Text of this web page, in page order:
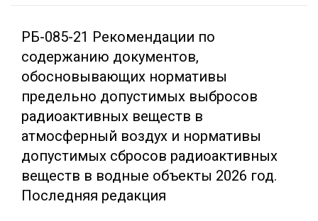
РБ-085-21 Рекомендации по
содержанию документов,
обосновывающих нормативы
предельно допустимых выбросов
радиоактивных веществ в
атмосферный воздух и нормативы
допустимых сбросов радиоактивных
веществ в водные объекты 2026 год.
Последняя редакция